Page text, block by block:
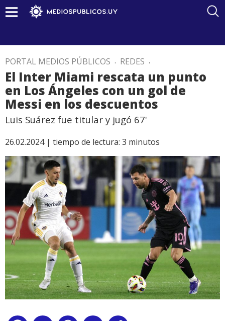
PORTAL MEDIOS PÚBLICOS . REDES .
El Inter Miami rescata un punto
en Los Ángeles con un gol de
Messi en los descuentos
Luis Suárez fue titular y jugó 67'
26.02.2024 | tiempo de lectura: 3 minutos